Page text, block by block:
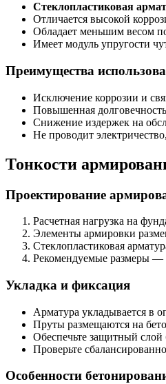
Стеклопластиковая
Отличается высокой
Обладает меньшим весом
Имеет модуль упругости
Преимущества
Исключение коррозии и
Повышенная
Снижение издержек на
Не проводит
Тонкости
Проектирование
Расчетная нагрузка на
Элементы армировки
Стеклопластиковая
Рекомендуемые размеры —
Укладка и фиксация
Арматура укладывается в
Пруты размещаются на
Обеспечьте защитный
Проверьте
Особенности